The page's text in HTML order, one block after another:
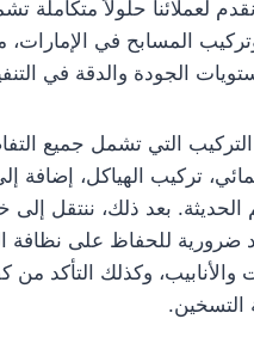
لعملائنا حلولاً متكاملة
المسابح في الإمارات،
الجودة والدقة في
التي تشمل جميع
تركيب الهياكل، إضافة
الحديثة. بعد ذلك، ننتقل
ضرورية للحفاظ على نظافة
وكذلك التأكد من
التسخين.